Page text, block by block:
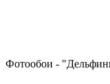
Фотообои -